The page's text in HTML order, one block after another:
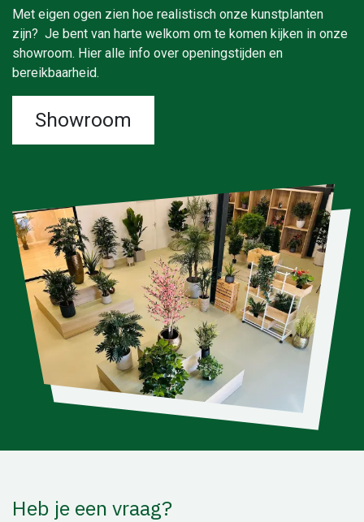
Met eigen ogen zien hoe realistisch onze kunstplanten
zijn? Je bent van harte welkom om te komen kijken in onze
showroom. Hier alle info over openingstijden en
bereikbaarheid.
Showroom
Heb je een vraag?